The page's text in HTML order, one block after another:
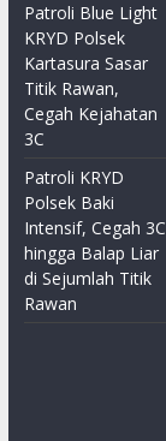
Patroli Blue Light
KRYD Polsek
Kartasura Sasar
Titik Rawan,
Cegah Kejahatan
3C
Patroli KRYD
Polsek Baki
Intensif, Cegah 3C
hingga Balap Liar
di Sejumlah Titik
Rawan